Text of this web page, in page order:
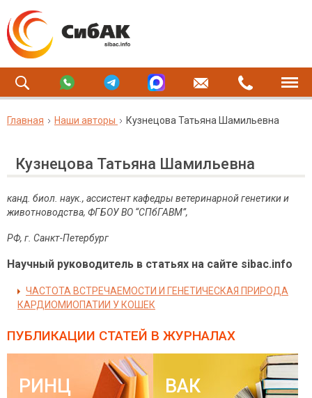
Главная Наши авторы Кузнецова Татьяна Шамильевна
Кузнецова Татьяна Шамильевна
канд. биол. наук., ассистент кафедры ветеринарной генетики и
животноводства, ФГБОУ ВО “СПбГАВМ”,
РФ, г. Санкт-Петербург
Научный руководитель в статьях на сайте sibac.info
ЧАСТОТА ВСТРЕЧАЕМОСТИ И ГЕНЕТИЧЕСКАЯ ПРИРОДА
КАРДИОМИОПАТИИ У КОШЕК
ПУБЛИКАЦИИ СТАТЕЙ В ЖУРНАЛАХ
РИНЦ ВАК